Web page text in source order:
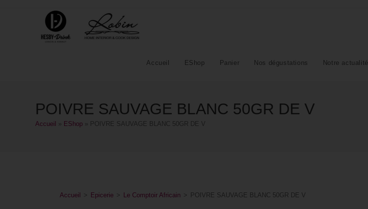
Accueil EShop Panier Nos dégustations Notre actualité
POIVRE SAUVAGE BLANC 50GR DE V
Accueil EShop POIVRE SAUVAGE BLANC 50GR DE V
Accueil > Epicerie > Le Comptoir Africain > POIVRE SAUVAGE BLANC 50GR DE V